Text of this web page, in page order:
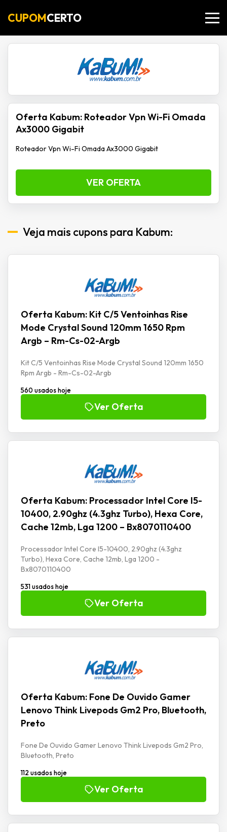
CUPOMCERTO
Oferta Kabum: Roteador Vpn Wi-Fi Omada
Ax3000 Gigabit
Roteador Vpn Wi-Fi Omada Ax3000 Gigabit
VER OFERTA
Veja mais cupons para Kabum:
Oferta Kabum: Kit C/5 Ventoinhas Rise
Mode Crystal Sound 120mm 1650 Rpm
Argb – Rm-Cs-02-Argb
Kit C/5 Ventoinhas Rise Mode Crystal Sound 120mm 1650
Rpm Argb - Rm-Cs-02-Argb
560 usados hoje
Ver Oferta
Oferta Kabum: Processador Intel Core I5-
10400, 2.90ghz (4.3ghz Turbo), Hexa Core,
Cache 12mb, Lga 1200 – Bx8070110400
Processador Intel Core I5-10400, 2.90ghz (4.3ghz
Turbo), Hexa Core, Cache 12mb, Lga 1200 -
Bx8070110400
531 usados hoje
Ver Oferta
Oferta Kabum: Fone De Ouvido Gamer
Lenovo Think Livepods Gm2 Pro, Bluetooth,
Preto
Fone De Ouvido Gamer Lenovo Think Livepods Gm2 Pro,
Bluetooth, Preto
112 usados hoje
Ver Oferta